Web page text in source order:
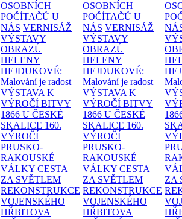
OSOBNÍCH
POČÍTAČŮ U
NÁS VERNISÁŽ
VÝSTAVY
OBRAZŮ
HELENY
HEJDUKOVÉ:
Malování je radost
VÝSTAVA K
VÝROČÍ BITVY
1866 U ČESKÉ
SKALICE 160.
VÝROČÍ
PRUSKO-
RAKOUSKÉ
VÁLKY CESTA
ZA SVĚTLEM
REKONSTRUKCE
VOJENSKÉHO
HŘBITOVA
OSOBNÍCH
POČÍTAČŮ U
NÁS VERNISÁŽ
VÝSTAVY
OBRAZŮ
HELENY
HEJDUKOVÉ:
Malování je radost
VÝSTAVA K
VÝROČÍ BITVY
1866 U ČESKÉ
SKALICE 160.
VÝROČÍ
PRUSKO-
RAKOUSKÉ
VÁLKY CESTA
ZA SVĚTLEM
REKONSTRUKCE
VOJENSKÉHO
HŘBITOVA
ZA